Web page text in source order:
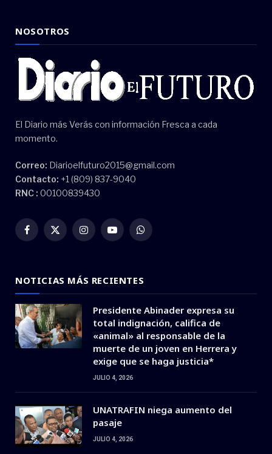
NOSOTROS
El Diario más Verás con información Fresca a cada
momento.
Correo: Diarioelfuturo2015@gmail.com
Contacto: +1 (809) 837-9040
RNC : 00100839430
Facebook
X
InstagramYouTubeWhatsApp
NOTICIAS MÁS RECIENTES
Presidente Abinader expresa su
total indignación, califica de
«animal» al responsable de la
muerte de un joven en Herrera y
exige que se haga justicia*
JULIO 4, 2026
UNATRAFIN niega aumento del
pasaje
JULIO 4, 2026